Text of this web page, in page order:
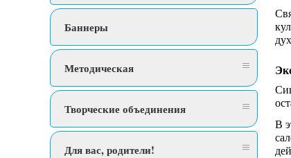
Баннеры
Методическая
Творческие объединения
Для вас, родители!
В